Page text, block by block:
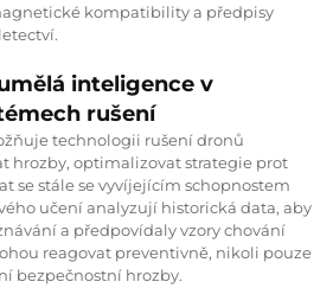
kompatibility a předpisy
inteligence v
rušení
technologii rušení dronů
hrozby, optimalizovat strategie prot
se stále se vyvíjejícím schopnostem
učení analyzují historická data, aby
a předpovídaly vzory chování
reagovat preventivně, nikoli pouze
bezpečnostní hrozby.